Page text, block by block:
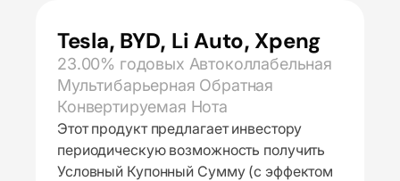
Tesla, BYD, Li Auto, Xpeng
23.00% годовых Автоколлабельная
Мультибарьерная Обратная
Конвертируемая Нота
Этот продукт предлагает инвестору
периодическую возможность получить
Условный Купонный Сумму (с эффектом